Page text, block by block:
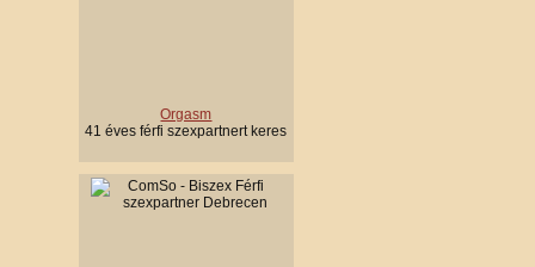
Orgasm
41 éves férfi szexpartnert keres